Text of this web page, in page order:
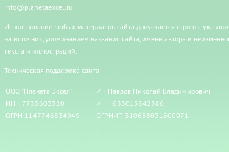
info@planetaexcel.ru
Использование любых материалов сайта допускается строго с
на источник, упоминанием названия сайта, имени автора и
текста и иллюстраций.
Техническая поддержка сайта
ООО "Планета Эксел"
ИНН 7735603520
ОГРН 1147746834949
ИП Павлов Николай Владимирович
ИНН 633015842586
ОГРНИП 310633031600071